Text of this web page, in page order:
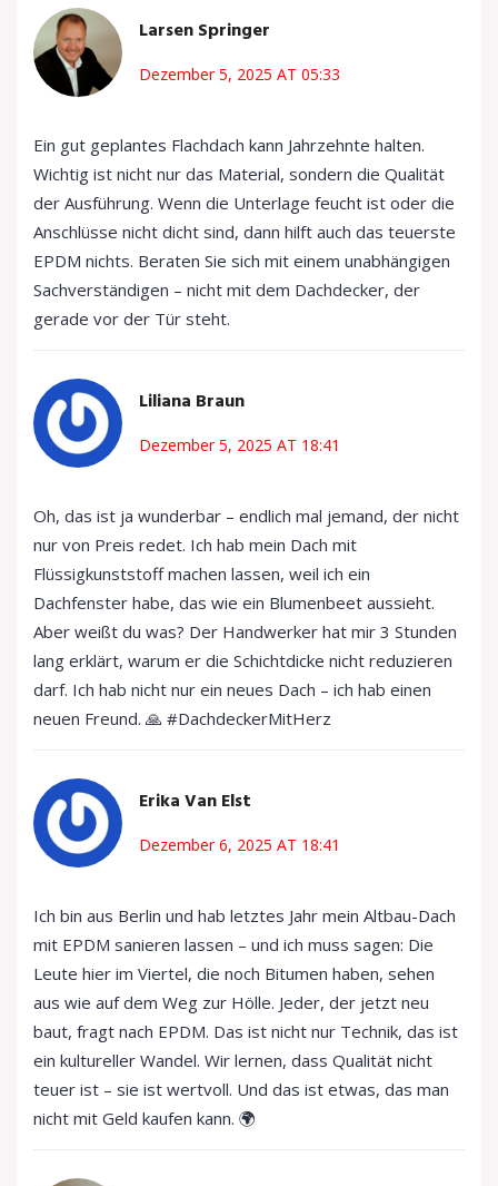
Larsen Springer
Dezember 5, 2025 AT 05:33
Ein gut geplantes Flachdach kann Jahrzehnte halten.
Wichtig ist nicht nur das Material, sondern die Qualität
der Ausführung. Wenn die Unterlage feucht ist oder die
Anschlüsse nicht dicht sind, dann hilft auch das teuerste
EPDM nichts. Beraten Sie sich mit einem unabhängigen
Sachverständigen – nicht mit dem Dachdecker, der
gerade vor der Tür steht.
Liliana Braun
Dezember 5, 2025 AT 18:41
Oh, das ist ja wunderbar – endlich mal jemand, der nicht
nur von Preis redet. Ich hab mein Dach mit
Flüssigkunststoff machen lassen, weil ich ein
Dachfenster habe, das wie ein Blumenbeet aussieht.
Aber weißt du was? Der Handwerker hat mir 3 Stunden
lang erklärt, warum er die Schichtdicke nicht reduzieren
darf. Ich hab nicht nur ein neues Dach – ich hab einen
neuen Freund. 🙏 #DachdeckerMitHerz
Erika Van Elst
Dezember 6, 2025 AT 18:41
Ich bin aus Berlin und hab letztes Jahr mein Altbau-Dach
mit EPDM sanieren lassen – und ich muss sagen: Die
Leute hier im Viertel, die noch Bitumen haben, sehen
aus wie auf dem Weg zur Hölle. Jeder, der jetzt neu
baut, fragt nach EPDM. Das ist nicht nur Technik, das ist
ein kultureller Wandel. Wir lernen, dass Qualität nicht
teuer ist – sie ist wertvoll. Und das ist etwas, das man
nicht mit Geld kaufen kann. 🌍